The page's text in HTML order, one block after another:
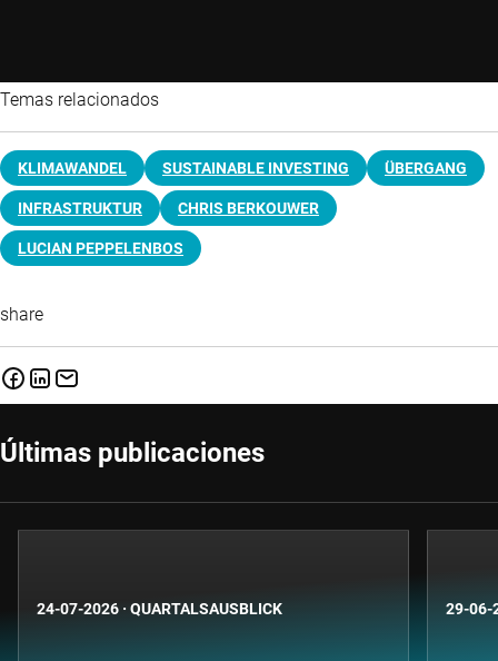
Temas relacionados
KLIMAWANDEL SUSTAINABLE INVESTING ÜBERGANG
INFRASTRUKTUR CHRIS BERKOUWER
LUCIAN PEPPELENBOS
share
Últimas publicaciones
24-07-2026 · QUARTALSAUSBLICK 29-06-